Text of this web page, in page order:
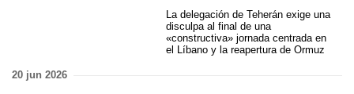
La delegación de Teherán exige una
disculpa al final de una
«constructiva» jornada centrada en
el Líbano y la reapertura de Ormuz
20 jun 2026